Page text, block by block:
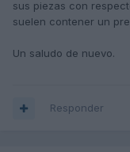
sus piezas con
suelen contener un
Un saludo de nuevo.
Responder